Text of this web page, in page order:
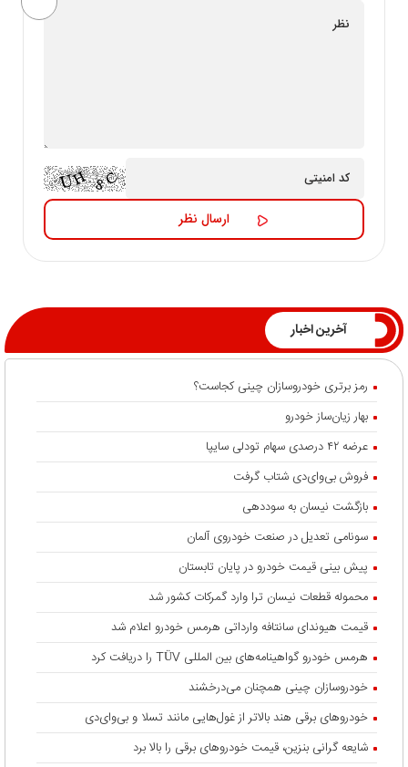
آخرین اخبار
رمز برتری خودروسازان چینی کجاست؟
بهار زیان‌ساز خودرو
عرضه ۴۲ درصدی سهام تودلی سایپا
فروش بی‌وای‌دی شتاب گرفت
بازگشت نیسان به سوددهی
سونامی تعدیل در صنعت خودروی آلمان
پیش بینی قیمت خودرو در پایان تابستان
محموله قطعات نیسان ترا وارد گمرکات کشور شد
قیمت هیوندای سانتافه وارداتی هرمس خودرو اعلام شد
هرمس خودرو گواهینامه‌های بین المللی TÜV را دریافت کرد
خودروسازان چینی همچنان می‌درخشند
خودروهای برقی هند بالاتر از غول‌هایی مانند تسلا و بی‌وای‌دی
شایعه گرانی بنزین، قیمت خودروهای برقی را بالا برد